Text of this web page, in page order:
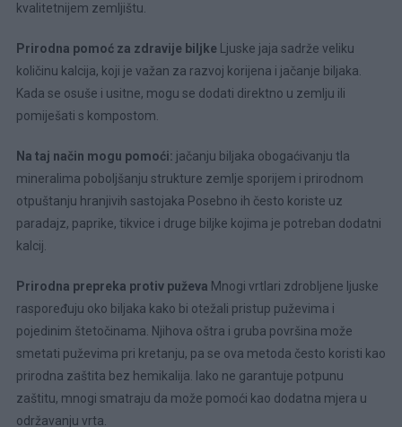
kvalitetnijem zemljištu.
Prirodna pomoć za zdravije biljke Ljuske jaja sadrže veliku
količinu kalcija, koji je važan za razvoj korijena i jačanje biljaka.
Kada se osuše i usitne, mogu se dodati direktno u zemlju ili
pomiješati s kompostom.
Na taj način mogu pomoći: jačanju biljaka obogaćivanju tla
mineralima poboljšanju strukture zemlje sporijem i prirodnom
otpuštanju hranjivih sastojaka Posebno ih često koriste uz
paradajz, paprike, tikvice i druge biljke kojima je potreban dodatni
kalcij.
Prirodna prepreka protiv puževa Mnogi vrtlari zdrobljene ljuske
raspoređuju oko biljaka kako bi otežali pristup puževima i
pojedinim štetočinama. Njihova oštra i gruba površina može
smetati puževima pri kretanju, pa se ova metoda često koristi kao
prirodna zaštita bez hemikalija. Iako ne garantuje potpunu
zaštitu, mnogi smatraju da može pomoći kao dodatna mjera u
održavanju vrta.